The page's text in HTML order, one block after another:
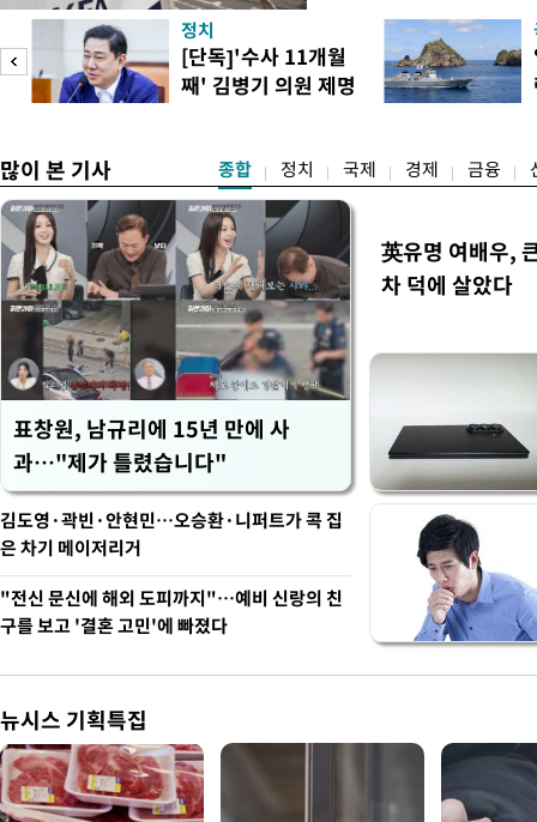
관계자 여러분께 드리는
다. 축구협회는 최근 2026
컵 조별리그 탈락과 관련해
회에서 질타를 받은 데 이
정치
[단독]'수사 11개월
째' 김병기 의원 제명
많이 본 기사 종합 정치 국제 경제 금융
표창원, 남규리에 15년 만에 사
과…"제가 틀렸습니다"
英유명 여배우,
차 덕에 살았다
김도영·곽빈·안현민…오승환·니퍼트가 콕 집
은 차기 메이저리거
"전신 문신에 해외 도피까지"…예비 신랑의 친
구를 보고 '결혼 고민'에 빠졌다
뉴시스 기획특집